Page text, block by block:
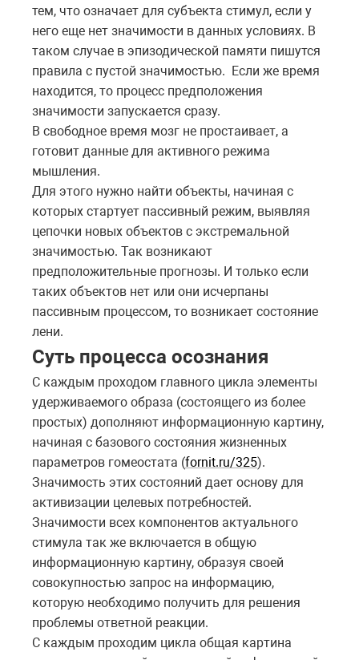
тем, что означает для субъекта стимул, если у
него еще нет значимости в данных условиях. В
таком случае в эпизодической памяти пишутся
правила с пустой значимостью. Если же время
находится, то процесс предположения
значимости запускается сразу.
В свободное время мозг не простаивает, а
готовит данные для активного режима
мышления.
Для этого нужно найти объекты, начиная с
которых стартует пассивный режим, выявляя
цепочки новых объектов с экстремальной
значимостью. Так возникают
предположительные прогнозы. И только если
таких объектов нет или они исчерпаны
пассивным процессом, то возникает состояние
лени.
Суть процесса осознания
С каждым проходом главного цикла элементы
удерживаемого образа (состоящего из более
простых) дополняют информационную картину,
начиная с базового состояния жизненных
параметров гомеостата (fornit.ru/325).
Значимость этих состояний дает основу для
активизации целевых потребностей.
Значимости всех компонентов актуального
стимула так же включается в общую
информационную картину, образуя своей
совокупностью запрос на информацию,
которую необходимо получить для решения
проблемы ответной реакции.
С каждым проходим цикла общая картина